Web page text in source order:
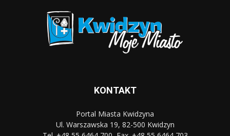
KONTAKT
Portal Miasta Kwidzyna
Ul. Warszawska 19, 82-500 Kwidzyn